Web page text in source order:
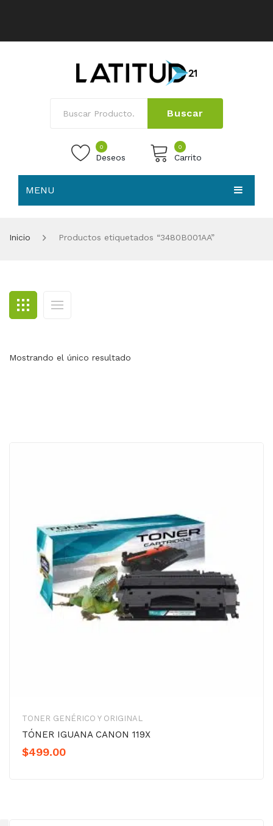
Buscar
0
Deseos
0
Carrito
MENU
BLOG
CONTACTO
Inicio Productos etiquetados “3480B001AA”
Mostrando el único resultado
TONER GENÉRICO Y ORIGINAL
TÓNER IGUANA CANON 119X
$499.00